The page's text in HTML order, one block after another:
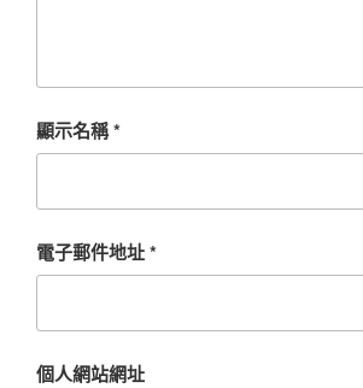
顯示名稱*
電子郵件地址*
個人網站網址